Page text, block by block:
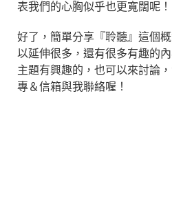
表我們的心胸似乎也更寬闊呢！
好了，簡單分享『聆聽』這個
以延伸很多，還有很多有趣的
主題有興趣的，也可以來討論
專＆信箱與我聯絡喔！